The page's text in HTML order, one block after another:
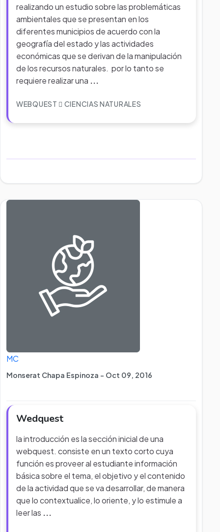
realizando un estudio sobre las problemáticas
ambientales que se presentan en los
diferentes municipios de acuerdo con la
geografía del estado y las actividades
económicas que se derivan de la manipulación
de los recursos naturales. por lo tanto se
requiere realizar una ...
WEBQUEST CIENCIAS NATURALES
MC
Monserat Chapa Espinoza - Oct 09, 2016
Wedquest
la introducción es la sección inicial de una
webquest. consiste en un texto corto cuya
función es proveer al estudiante información
básica sobre el tema, el objetivo y el contenido
de la actividad que se va desarrollar, de manera
que lo contextualice, lo oriente, y lo estimule a
leer las ...